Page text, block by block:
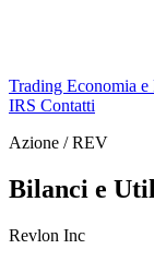
Trading Economia e
IRS Contatti
Azione / REV
Bilanci e
Revlon Inc